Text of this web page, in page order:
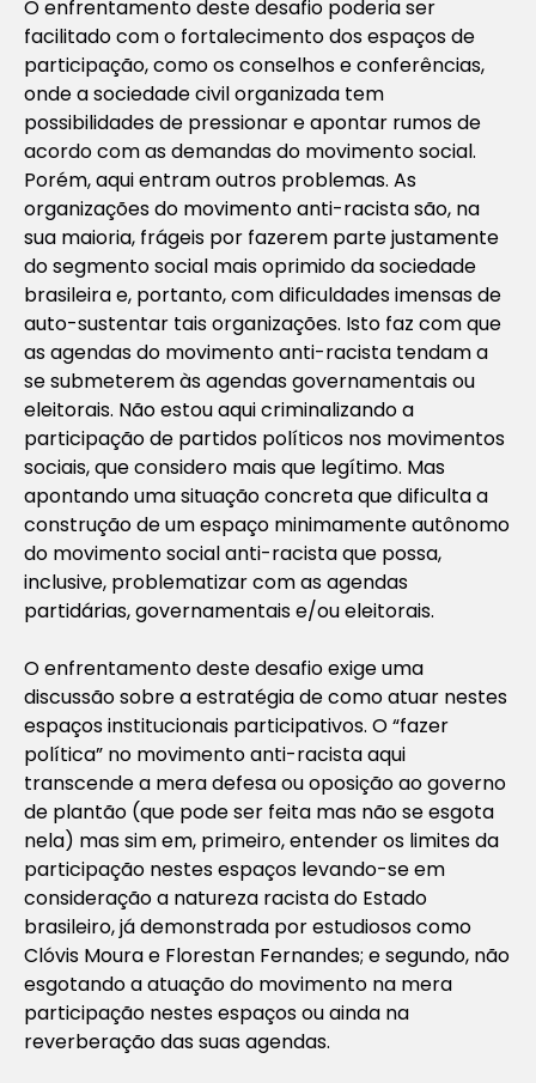
O enfrentamento deste desafio poderia ser
facilitado com o fortalecimento dos espaços de
participação, como os conselhos e conferências,
onde a sociedade civil organizada tem
possibilidades de pressionar e apontar rumos de
acordo com as demandas do movimento social.
Porém, aqui entram outros problemas. As
organizações do movimento anti-racista são, na
sua maioria, frágeis por fazerem parte justamente
do segmento social mais oprimido da sociedade
brasileira e, portanto, com dificuldades imensas de
auto-sustentar tais organizações. Isto faz com que
as agendas do movimento anti-racista tendam a
se submeterem às agendas governamentais ou
eleitorais. Não estou aqui criminalizando a
participação de partidos políticos nos movimentos
sociais, que considero mais que legítimo. Mas
apontando uma situação concreta que dificulta a
construção de um espaço minimamente autônomo
do movimento social anti-racista que possa,
inclusive, problematizar com as agendas
partidárias, governamentais e/ou eleitorais.
O enfrentamento deste desafio exige uma
discussão sobre a estratégia de como atuar nestes
espaços institucionais participativos. O “fazer
política” no movimento anti-racista aqui
transcende a mera defesa ou oposição ao governo
de plantão (que pode ser feita mas não se esgota
nela) mas sim em, primeiro, entender os limites da
participação nestes espaços levando-se em
consideração a natureza racista do Estado
brasileiro, já demonstrada por estudiosos como
Clóvis Moura e Florestan Fernandes; e segundo, não
esgotando a atuação do movimento na mera
participação nestes espaços ou ainda na
reverberação das suas agendas.